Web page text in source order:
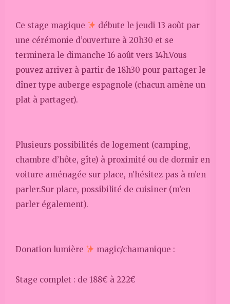
Ce stage magique
débute le jeudi 13 août par
une cérémonie d’ouverture à 20h30 et se
terminera le dimanche 16 août vers 14h.Vous
pouvez arriver à partir de 18h30 pour partager le
dîner type auberge espagnole (chacun amène un
plat à partager).
Plusieurs possibilités de logement (camping,
chambre d’hôte, gîte) à proximité ou de dormir en
voiture aménagée sur place, n’hésitez pas à m’en
parler.Sur place, possibilité de cuisiner (m’en
parler également).
Donation lumière magic/chamanique :
Stage complet : de 188€ à 222€